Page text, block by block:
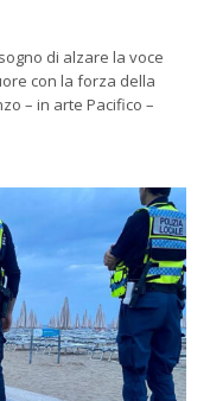
di alzare la voce
con la forza della
– in arte Pacifico –